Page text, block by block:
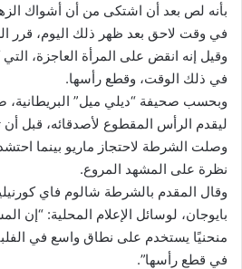
بأنه لص بعد أن اشتكى من أن أشواك
في وقت لاحق بعد ظهر ذلك اليوم، قرر
وقيل إنه انقض على المرأة العاجزة،
في ذلك الوقت، وقطع رأسها.
وبحسب صحيفة “ديلي ميل” البريطانية،
ليقدم الرأس المقطوع لأصدقائه، قبل
وصلت الشرطة لاحتجاز ماريو بينما
نظرة على المشهد المروع.
وقال المقدم بالشرطة شالوم فاي
بايوجان، لوسائل الإعلام المحلية: “إن
منحنيًا يستخدم على نطاق واسع في
في قطع رأسها”.